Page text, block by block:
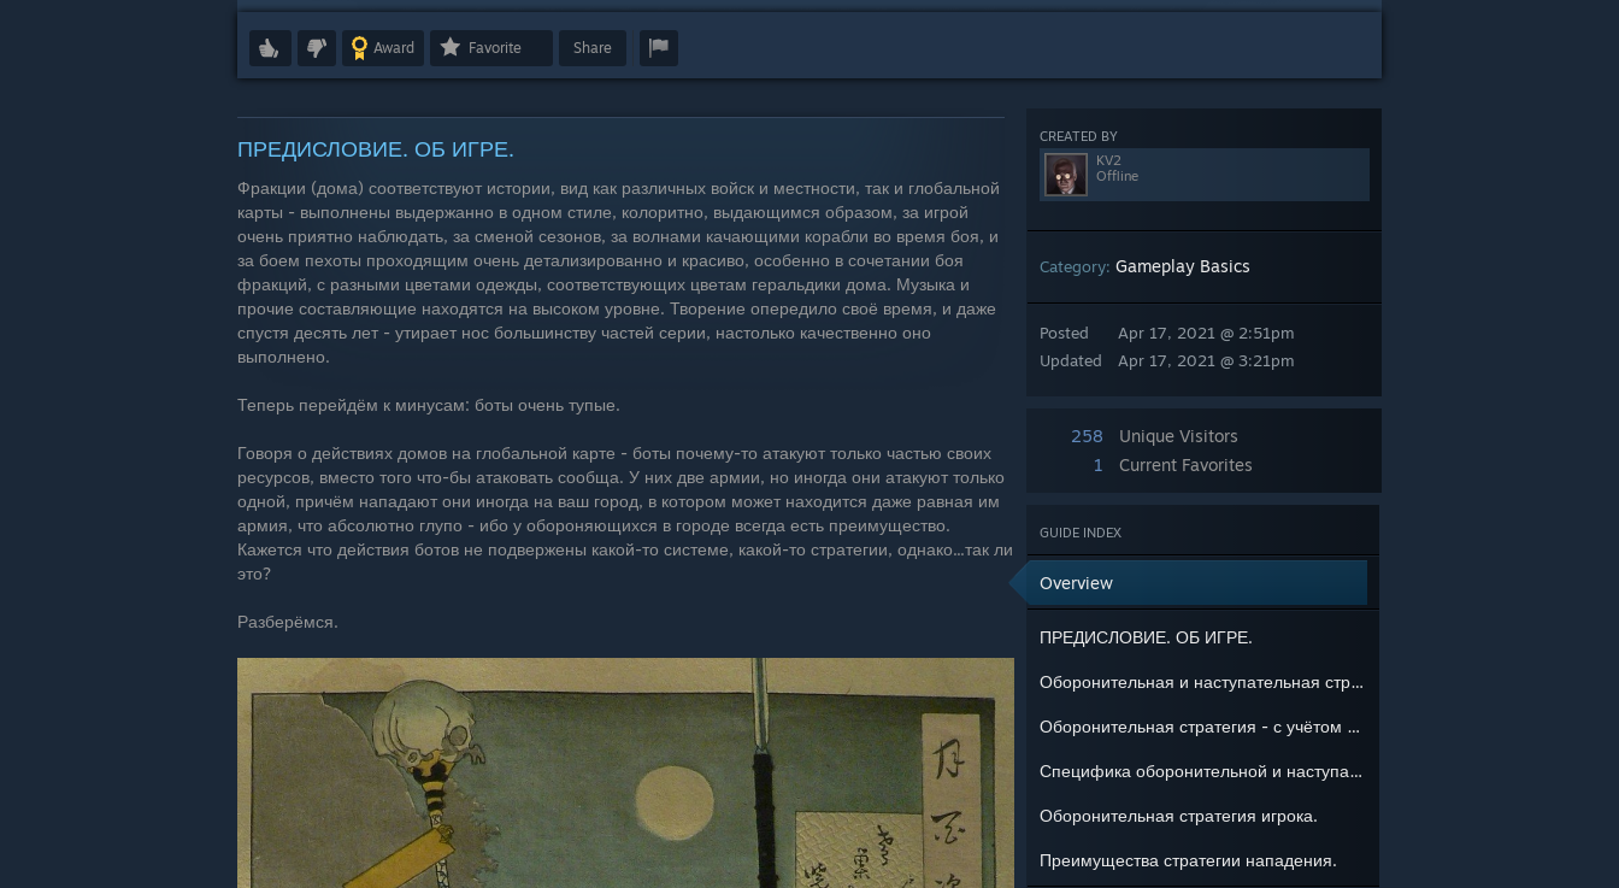
Award Favorite Share
CREATED BY
KV2
Offline
Category: Gameplay Basics
Posted
Updated
Apr 17, 2021 @ 2:51pm
Apr 17, 2021 @ 3:21pm
258
Unique Visitors
1
Current Favorites
GUIDE INDEX
Overview
ПРЕДИСЛОВИЕ. ОБ ИГРЕ.
Оборонительная и наступательная стратегии.
Оборонительная стратегия - с учётом дополнительных сил противника.
Специфика оборонительной и наступательной стратегии ИИ.
Оборонительная стратегия игрока.
Преимущества стратегии нападения.
ПРЕДИСЛОВИЕ. ОБ ИГРЕ.
Фракции (дома) соответствуют истории, вид как различных войск и местности, так и глобальной
карты - выполнены выдержанно в одном стиле, колоритно, выдающимся образом, за игрой
очень приятно наблюдать, за сменой сезонов, за волнами качающими корабли во время боя, и
за боем пехоты проходящим очень детализированно и красиво, особенно в сочетании боя
фракций, с разными цветами одежды, соответствующих цветам геральдики дома. Музыка и
прочие составляющие находятся на высоком уровне. Творение опередило своё время, и даже
спустя десять лет - утирает нос большинству частей серии, настолько качественно оно
выполнено.
Теперь перейдём к минусам: боты очень тупые.
Говоря о действиях домов на глобальной карте - боты почему-то атакуют только частью своих
ресурсов, вместо того что-бы атаковать сообща. У них две армии, но иногда они атакуют только
одной, причём нападают они иногда на ваш город, в котором может находится даже равная им
армия, что абсолютно глупо - ибо у обороняющихся в городе всегда есть преимущество.
Кажется что действия ботов не подвержены какой-то системе, какой-то стратегии, однако...так ли
это?
Разберёмся.